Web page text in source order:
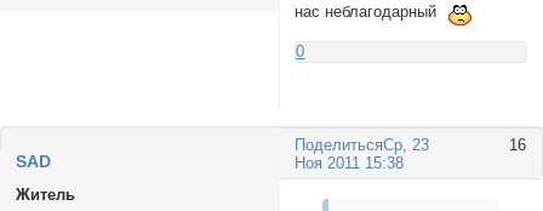
нас неблагодарный
0
Поделиться 16
Ср, 23
Ноя 2011 15:38
SAD
Житель